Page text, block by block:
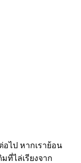
อไป หากเราย้อน
ที่ไล่เรียงจาก